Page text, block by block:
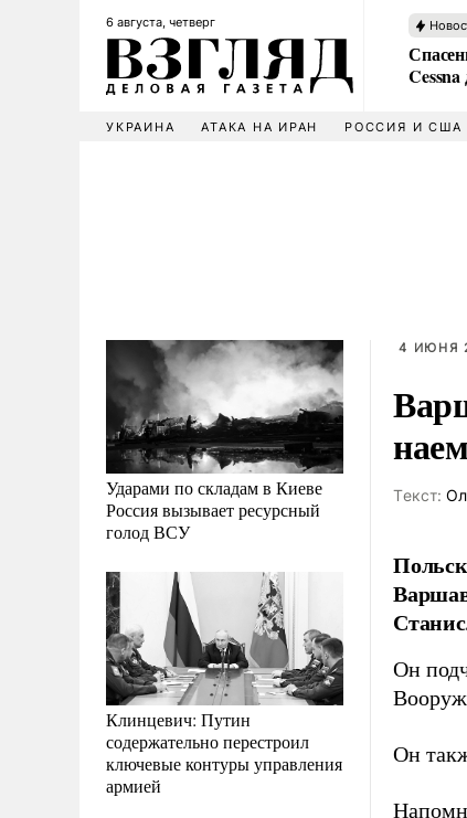
6 августа, четверг
УКРАИНА АТАКА НА ИРАН РОССИЯ И США
Ударами по складам в Киеве
Россия вызывает ресурсный
голод ВСУ
Клинцевич: Путин
содержательно перестроил
ключевые контуры управления
армией
4 ИЮНЯ
Tекст:
Он
Он